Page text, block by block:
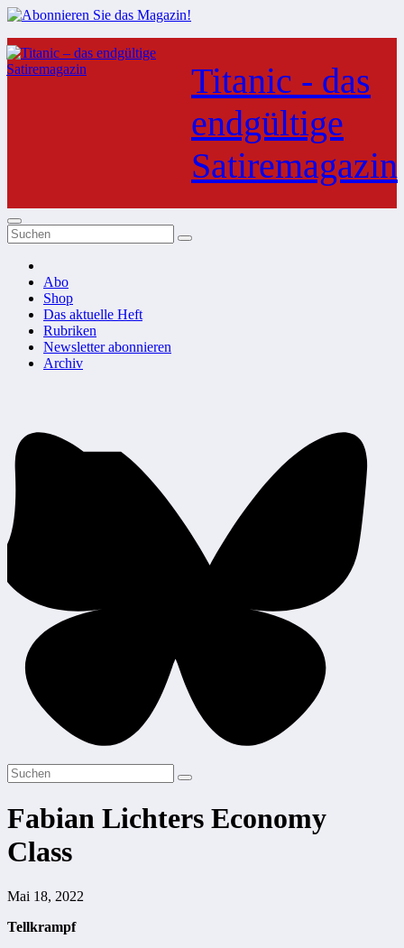
Zum
Inhalt
springen
Titanic - das
endgültige
Satiremagazin
Abo
Shop
Das aktuelle Heft
Rubriken
Newsletter abonnieren
Archiv
Fabian Lichters Economy
Class
Mai 18, 2022
Tellkrampf